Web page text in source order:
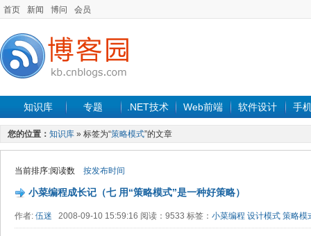
首页 新闻 博问 会员
知识库 专题 .NET技术 Web前端 软件设计 手
您的位置： 知识库 » 标签为“策略模式”的文章
当前排序:阅读数 按发布时间
小菜编程成长记（七 用“策略模式”是一种好策略）
作者: 伍迷 2008-09-10 15:59:16 阅读：9533 标签： 小菜编程 设计模式 策略模